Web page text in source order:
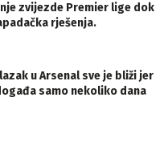
zvijezde Premier lige dok
rješenja.
u Arsenal sve je bliži jer
samo nekoliko dana